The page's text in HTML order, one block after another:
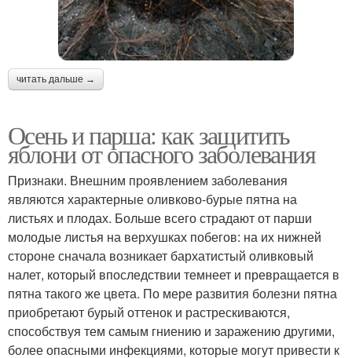
читать дальше →
Осень и парша: как защитить
яблони от опасного заболевания
Признаки. Внешним проявлением заболевания
являются характерные оливково-бурые пятна на
листьях и плодах. Больше всего страдают от парши
молодые листья на верхушках побегов: на их нижней
стороне сначала возникает бархатистый оливковый
налет, который впоследствии темнеет и превращается в
пятна такого же цвета. По мере развития болезни пятна
приобретают бурый оттенок и растрескиваются,
способствуя тем самым гниению и заражению другими,
более опасными инфекциями, которые могут привести к